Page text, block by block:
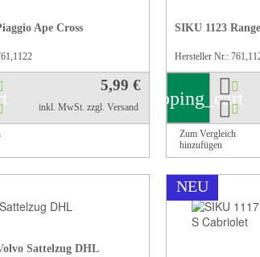
Ape Cross
5,99 €
inkl. MwSt. zzgl. Versand
SIKU 1123
Hersteller Nr.:
shopping_cart
Zum Vergleich
hinzufügen
Sattelzug DHL
NEU